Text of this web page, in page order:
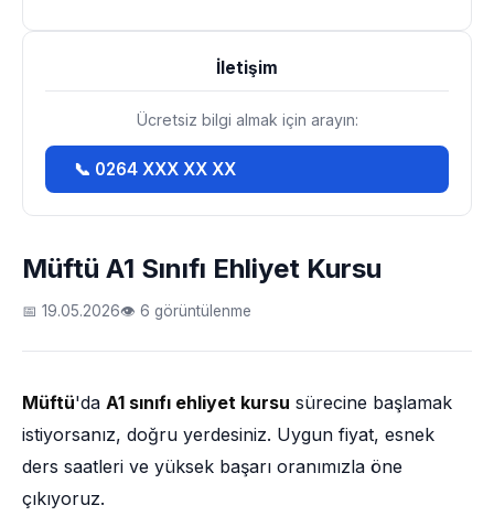
Müftü A1 Sınıfı Ehliyet Kursu
📅 19.05.2026👁 6 görüntülenme
Müftü'da A1 sınıfı ehliyet kursu sürecine başlamak
istiyorsanız, doğru yerdesiniz. Uygun fiyat, esnek
ders saatleri ve yüksek başarı oranımızla öne
çıkıyoruz.
İletişim
Ücretsiz bilgi almak için arayın:
📞 0264 XXX XX XX